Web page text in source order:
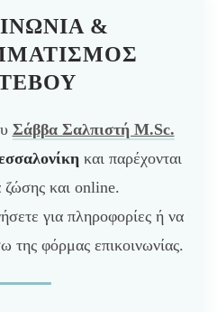
&
Σάββα Σαλπιστή M.Sc.
και παρέχονται
ζώσης και online.
για πληροφορίες ή να
της φόρμας επικοινωνίας.